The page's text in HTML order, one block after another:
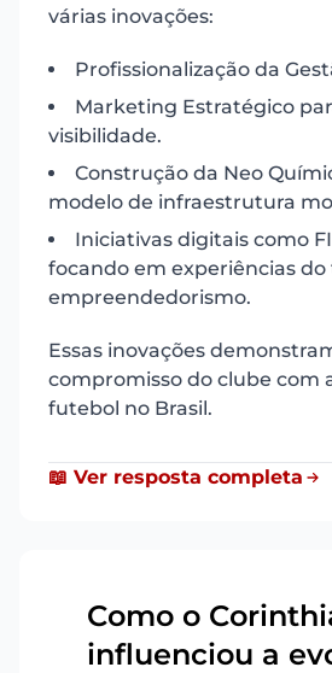
várias inovações:
Profissionalização da
Marketing Estratégico
visibilidade.
Construção da Neo
modelo de infraestrutura
Iniciativas digitais como
focando em experiências
empreendedorismo.
Essas inovações
compromisso do clube com
futebol no Brasil.
📖 Ver resposta completa
Como o
influenciou a